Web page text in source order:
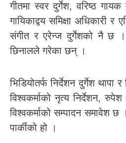
गीतमा स्वर दुर्गेश, वरिष्ठ
गायिकाद्वय समिक्षा अधिकारी
संगीत र एरेन्ज दुर्गेशको नै छ
छिनालले गरेका छन् ।
भिडियोतर्फ निर्देशन दुर्गेश थापा
विश्वकर्माको नृत्य निर्देशन,
विश्वकर्माको सम्पादन समावेश छ
पार्कीको हो ।